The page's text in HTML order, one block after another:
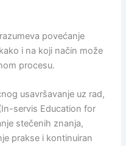
povećanje
i na koji način može
procesu.
usavršavanje uz rad,
servis Education for
stečenih znanja,
prakse i kontinuiran